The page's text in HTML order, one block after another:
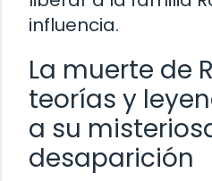
influencia.
La muerte de
teorías y
a su
desaparición